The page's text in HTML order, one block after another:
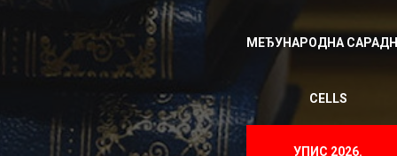
МЕЂУНАРОДНА
CELLS
УПИС 2026.